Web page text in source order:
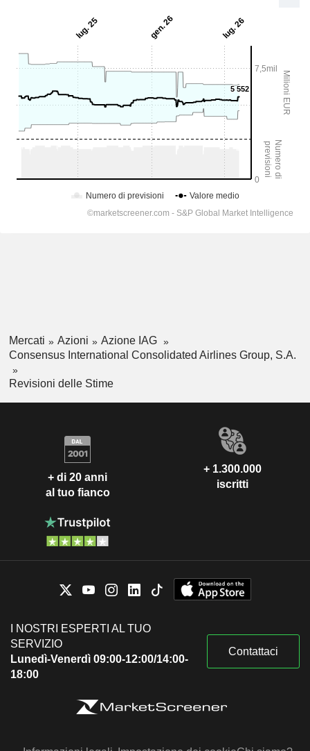
Mercati Azioni
Azione IAG
Consensus International Consolidated Airlines Group, S.A.
Revisioni delle Stime
+ di 20 anni
al tuo fianco
+ 1.300.000
iscritti
I NOSTRI ESPERTI AL TUO
SERVIZIO
Lunedì-Venerdì 09:00-12:00/14:00-
18:00
Contattaci